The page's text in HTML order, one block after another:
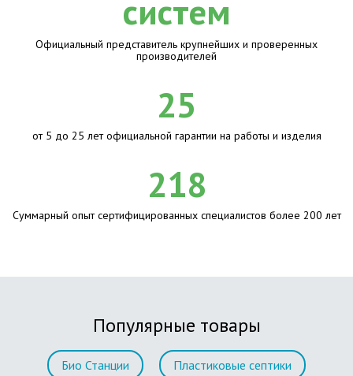
Официальный представитель крупнейших и проверенных
производителей
25
от 5 до 25 лет официальной гарантии на работы и изделия
218
Суммарный опыт сертифицированных специалистов более 200 лет
Популярные товары
Био Станции Пластиковые септики